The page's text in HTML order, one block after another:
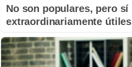
No son populares, pero sí
extraordinariamente útiles